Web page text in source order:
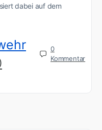
dabei auf dem
0
Kommentar